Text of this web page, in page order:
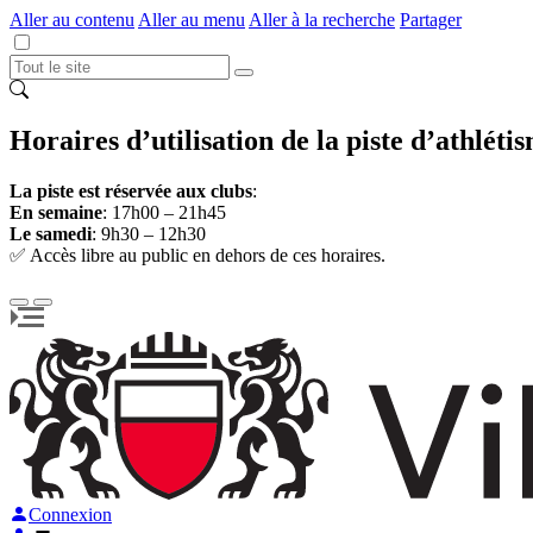
Aller au contenu Aller au menu Aller à la recherche Partager
Horaires d’utilisation de la piste
La piste est réservée aux clubs:
En semaine: 17h00 – 21h45
Le samedi: 9h30 – 12h30
✅ Accès libre au public en dehors de ces horaires.
Connexion